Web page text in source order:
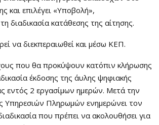
και επιλέγει «Υποβολή»,
διαδικασία κατάθεσης της αίτησης.
να διεκπεραιωθεί και μέσω ΚΕΠ.
που θα προκύψουν κατόπιν κλήρωσης
έκδοσης της άυλης ψηφιακής
εντός 2 εργασίμων ημερών. Μετά την
Υπηρεσιών Πληρωμών ενημερώνει τον
που πρέπει να ακολουθήσει για